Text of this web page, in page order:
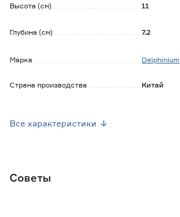
Высота (см) 11
Глубина (см) 7.2
Марка Delphinium
Страна производства Китай
Все характеристики
Советы